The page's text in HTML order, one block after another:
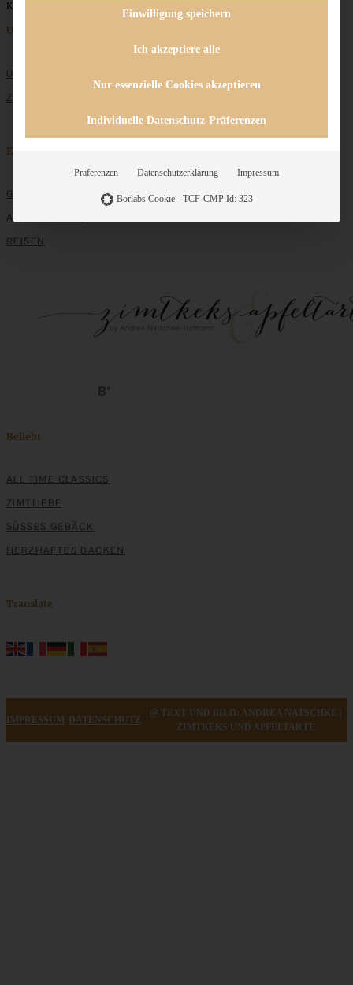
Keine Beiträge gefunden
Unternehmen
ÜBER MICH
ZUSAMMENARBEIT
Entdecken
GRUNDLAGEN
ALLE REZEPTE
REISEN
Beliebt
ALL TIME CLASSICS
ZIMTLIEBE
SÜSSES GEBÄCK
HERZHAFTES BACKEN
Translate
IMPRESSUM DATENSCHUTZ
@ TEXT UND BILD: ANDREA NATSCHKE |
ZIMTKEKS UND APFELTARTE
Einwilligung speichern
Ich akzeptiere alle
Nur essenzielle Cookies akzeptieren
Individuelle Datenschutz-Präferenzen
Präferenzen Datenschutzerklärung Impressum
Borlabs Cookie - TCF-CMP Id: 323